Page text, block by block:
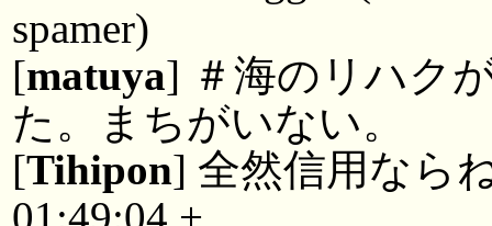
spamer)
[matuya] ＃海のリハク
た。まちがいない。
[Tihipon] 全然信用なら
01:49:04 +